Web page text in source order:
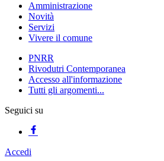
Amministrazione
Novità
Servizi
Vivere il comune
PNRR
Rivodutri Contemporanea
Accesso all'informazione
Tutti gli argomenti...
Seguici su
Accedi